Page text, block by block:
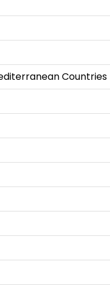
Countries